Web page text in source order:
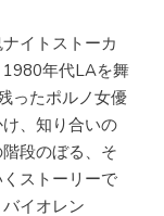
イトストーカ
1980年代LAを舞
ったポルノ女優
、知り合いの
段のぼる、そ
ストーリーで
イオレン